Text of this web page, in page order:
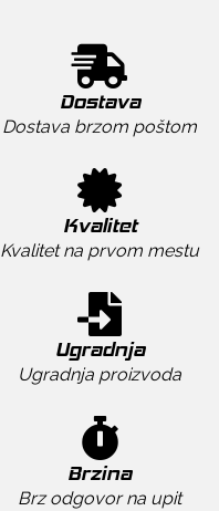
Dostava
Dostava brzom poštom
Kvalitet
Kvalitet na prvom mestu
Ugradnja
Ugradnja proizvoda
Brzina
Brz odgovor na upit